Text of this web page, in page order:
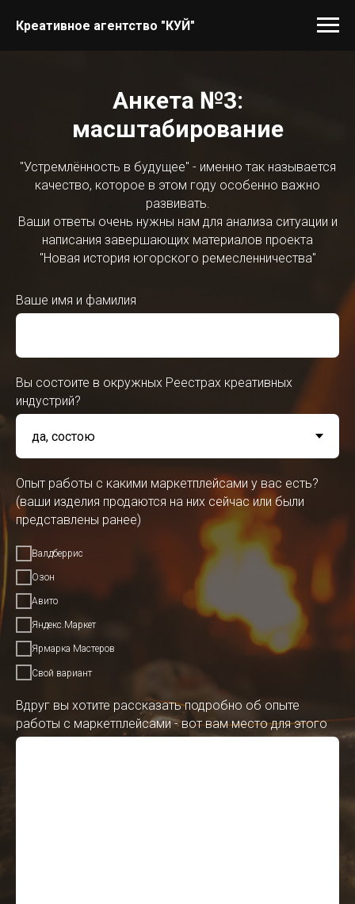
Креативное агентство "КУЙ"
Анкета №3:
масштабирование
"Устремлённость в будущее" - именно так называется
качество, которое в этом году особенно важно
развивать.
Ваши ответы очень нужны нам для анализа ситуации и
написания завершающих материалов проекта
"Новая история югорского ремесленничества"
Ваше имя и фамилия
Вы состоите в окружных Реестрах креативных
индустрий?
Опыт работы с какими маркетплейсами у вас есть?
(ваши изделия продаются на них сейчас или были
представлены ранее)
Валдберрис
Озон
Авито
Яндекс.Маркет
Ярмарка Мастеров
Свой вариант
Вдруг вы хотите рассказать подробно об опыте
работы с маркетплейсами - вот вам место для этого